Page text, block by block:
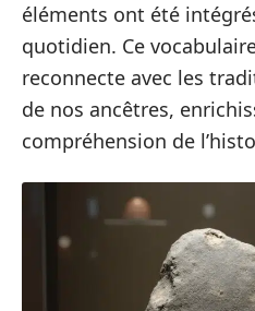
éléments ont été
quotidien. Ce
reconnecte avec les
de nos ancêtres,
compréhension de